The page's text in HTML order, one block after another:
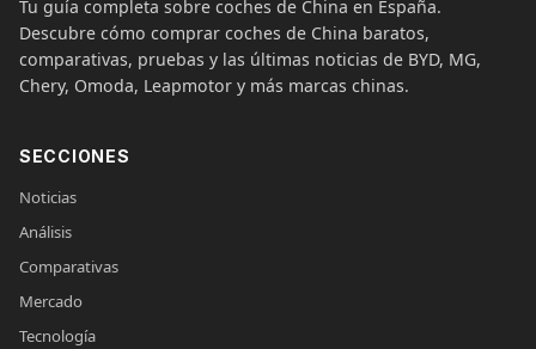
Tu guía completa sobre coches de China en España.
Descubre cómo comprar coches de China baratos,
comparativas, pruebas y las últimas noticias de BYD, MG,
Chery, Omoda, Leapmotor y más marcas chinas.
SECCIONES
Noticias
Análisis
Comparativas
Mercado
Tecnología